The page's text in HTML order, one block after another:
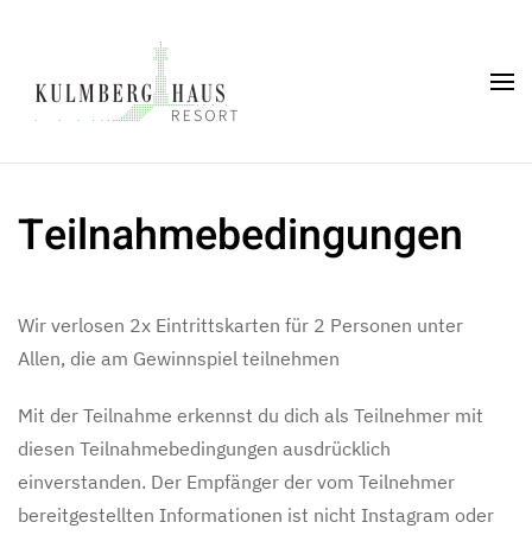
Skip to main content
Teilnahmebedingungen
Wir verlosen 2x Eintrittskarten für 2 Personen unter
Allen, die am Gewinnspiel teilnehmen
Mit der Teilnahme erkennst du dich als Teilnehmer mit
diesen Teilnahmebedingungen ausdrücklich
einverstanden. Der Empfänger der vom Teilnehmer
bereitgestellten Informationen ist nicht Instagram oder